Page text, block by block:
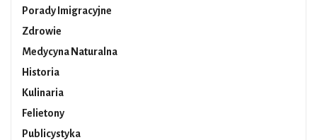
Porady Imigracyjne
Zdrowie
Medycyna Naturalna
Historia
Kulinaria
Felietony
Publicystyka